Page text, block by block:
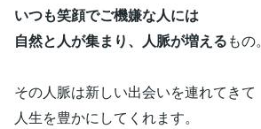
いつも笑顔でご機嫌な人には
自然と人が集まり、人脈が増えるもの。
その人脈は新しい出会いを連れてきて
人生を豊かにしてくれます。